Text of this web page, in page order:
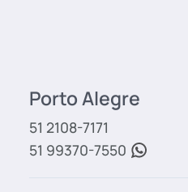
Porto Alegre
51 2108-7171
51 99370-7550